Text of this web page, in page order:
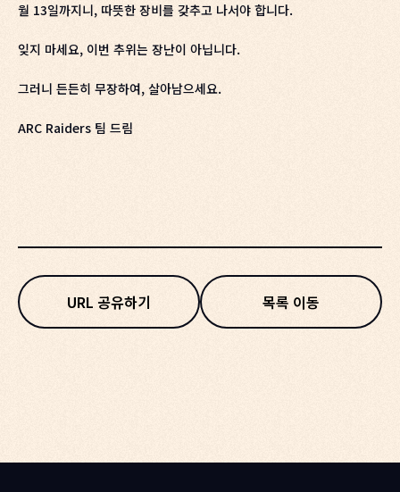
월 13일까지니, 따뜻한 장비를 갖추고 나서야 합니다.
잊지 마세요, 이번 추위는 장난이 아닙니다.
그러니 든든히 무장하여, 살아남으세요.
ARC Raiders 팀 드림
URL 공유하기 목록 이동